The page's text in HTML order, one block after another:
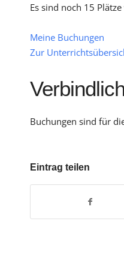
Es sind noch 15
Meine Buchungen
Zur
Buchungen sind für
Eintrag teilen